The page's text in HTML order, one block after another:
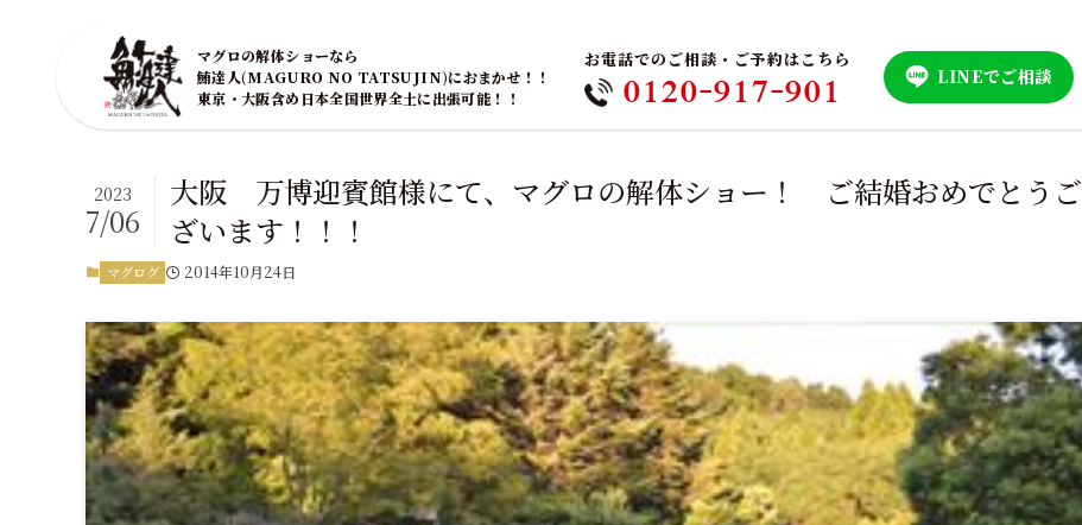
マグロの解体ショーなら
鮪達人(MAGURO NO TATSUJIN)におまかせ！！
東京・大阪含め日本全国世界全土に出張可能！！
お電話でのご相談・ご予約はこちら
0120-917-901 LINEでご相談
大阪 万博迎賓館様にて、マグロの解体ショー！ ご結婚おめでとうご
ざいます！！！
2023
7/06
マグログ 2014年10月24日